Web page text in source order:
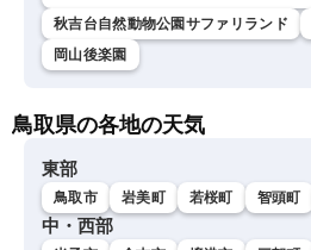
秋吉台自然動物公園サファリランド
岡山後楽園
鳥取県の各地の天気
東部
鳥取市 岩美町 若桜町 智頭町
中・西部